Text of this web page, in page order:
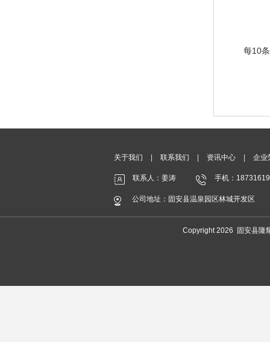
每10
关于我们 联系我们 资讯中心 企业
联系人：姜涛 手机：
公司地址：固安县温泉园区林城开发区
Copyright 2026 固安县